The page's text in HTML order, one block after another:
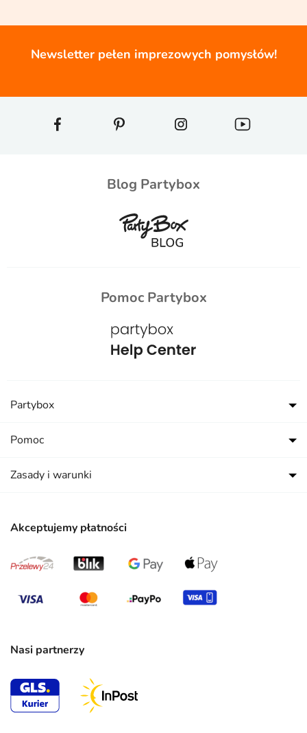
Newsletter pełen imprezowych pomysłów!
Blog Partybox
Pomoc Partybox
Akceptujemy płatności
Nasi partnerzy
Partybox
Pomoc
Zasady i warunki